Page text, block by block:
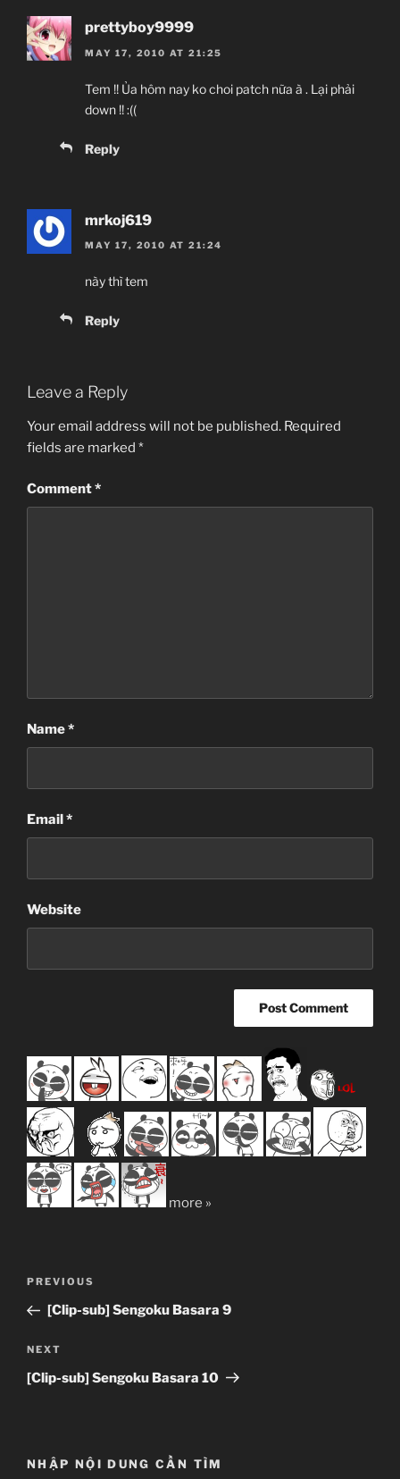
prettyboy9999
MAY 17, 2010 AT 21:25
Tem !! Ủa hôm nay ko choi patch nữa à . Lại phải
down !! :((
Reply
mrkoj619
MAY 17, 2010 AT 21:24
này thì tem
Reply
Leave a Reply
Your email address will not be published. Required
fields are marked *
Comment*
Name*
Email*
Website
more »
Previous
Post
PREVIOUS
[Clip-sub] Sengoku Basara 9
Next
Post
NEXT
[Clip-sub] Sengoku Basara 10
NHẬP NỘI DUNG CẦN TÌM